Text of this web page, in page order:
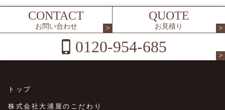
CONTACT
お問い合わせ
QUOTE
お見積り
0120-954-685
トップ
株式会社大浦屋のこだわり